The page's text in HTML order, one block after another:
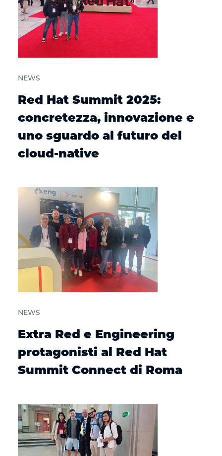
NEWS
Red Hat Summit 2025:
concretezza, innovazione e
uno sguardo al futuro del
cloud-native
NEWS
Extra Red e Engineering
protagonisti al Red Hat
Summit Connect di Roma